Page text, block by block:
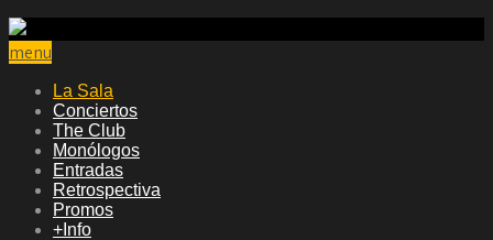
menu
La Sala
Conciertos
The Club
Monólogos
Entradas
Retrospectiva
Promos
+Info